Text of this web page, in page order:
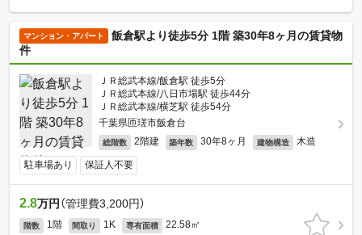
マンション・アパート
飯倉駅より徒歩5分 1階 築30年8ヶ月の賃貸物
件
ＪＲ総武本線/飯倉駅 徒歩5分
ＪＲ総武本線/八日市場駅 徒歩44分
ＪＲ総武本線/横芝駅 徒歩54分
千葉県匝瑳市飯倉台
総階数 2階建 築年数 30年8ヶ月 建物構造 木造
駐車場あり 保証人不要
2.8万円 （管理費3,200円）
階数 1階 間取り 1K 専有面積 22.58㎡